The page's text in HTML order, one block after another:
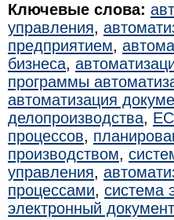
Ключевые слова:
управления,
предприятием,
бизнеса,
программы
автоматизация
делопроизводства,
процессов,
производством,
управления,
процессами, система
электронный